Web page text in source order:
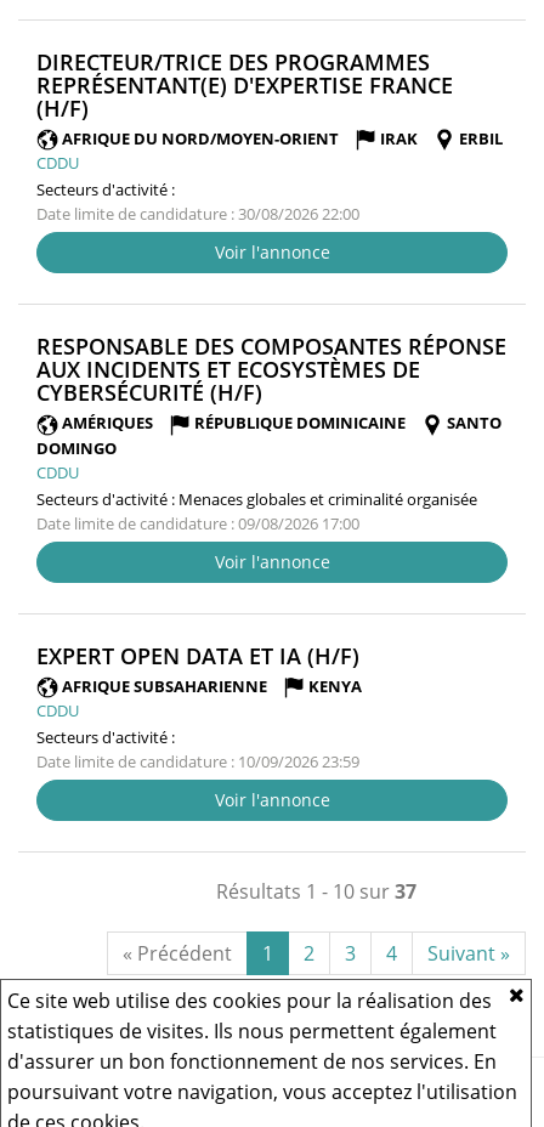
Ce site web utilise des cookies pour la réalisation des
statistiques de visites. Ils nous permettent également
d'assurer un bon fonctionnement de nos services. En
poursuivant votre navigation, vous acceptez l'utilisation
DIRECTEUR/TRICE DES PROGRAMMES
REPRÉSENTANT(E) D'EXPERTISE FRANCE
(H/F) (NOUVELLE
FENÊTRE)
AFRIQUE DU NORD/MOYEN-ORIENT IRAK
ERBIL
CDDU
Secteurs d'activité :
Date limite de candidature : 30/08/2026 22:00
Voir l'annonce
RESPONSABLE DES COMPOSANTES RÉPONSE
AUX INCIDENTS ET ECOSYSTÈMES DE
CYBERSÉCURITÉ (H/F)
FENÊTRE)
AMÉRIQUES RÉPUBLIQUE DOMINICAINE
SANTO
DOMINGO
CDDU
Secteurs d'activité : Menaces globales et criminalité organisée
Date limite de candidature : 09/08/2026 17:00
Voir l'annonce
EXPERT OPEN DATA ET IA (H/F)
FENÊTRE)
AFRIQUE SUBSAHARIENNE
KENYA
CDDU
Secteurs d'activité :
Date limite de candidature : 10/09/2026 23:59
Voir l'annonce
Résultats 1 - 10 sur37
« Précédent 1 2 3 4 Suivant »
Vous rencontrez un problème technique,
cliquez ici pour nous
contacter .